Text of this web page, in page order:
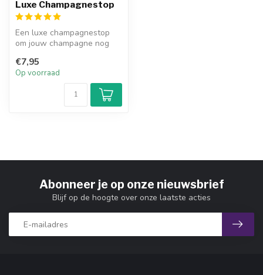
Luxe Champagnestop
Een luxe champagnestop
om jouw champagne nog
€7,95
Op voorraad
Abonneer je op onze nieuwsbrief
Blijf op de hoogte over onze laatste acties